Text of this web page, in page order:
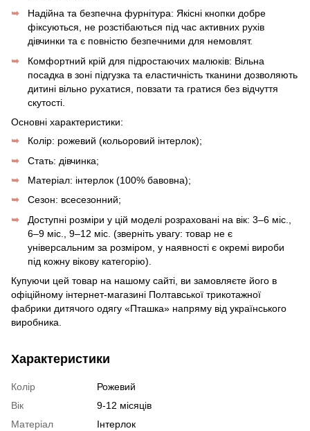
Надійна та безпечна фурнітура: Якісні кнопки добре
фіксуються, не розстібаються під час активних рухів
дівчинки та є повністю безпечними для немовлят.
Комфортний крій для підростаючих малюків: Вільна
посадка в зоні підгузка та еластичність тканини дозволяють
дитині вільно рухатися, повзати та гратися без відчуття
скутості.
Основні характеристики:
Колір: рожевий (кольоровий інтерлок);
Стать: дівчинка;
Матеріал: інтерлок (100% бавовна);
Сезон: всесезонний;
Доступні розміри у цій моделі розраховані на вік: 3–6 міс.,
6–9 міс., 9–12 міс. (зверніть увагу: товар не є
універсальним за розміром, у наявності є окремі вироби
під кожну вікову категорію).
Купуючи цей товар на нашому сайті, ви замовляєте його в
офіційному інтернет-магазині Полтавської трикотажної
фабрики дитячого одягу «Пташка» напряму від українського
виробника.
Характеристики
Колір
Рожевий
Вік
9-12 місяців
Матеріал
Інтерлок